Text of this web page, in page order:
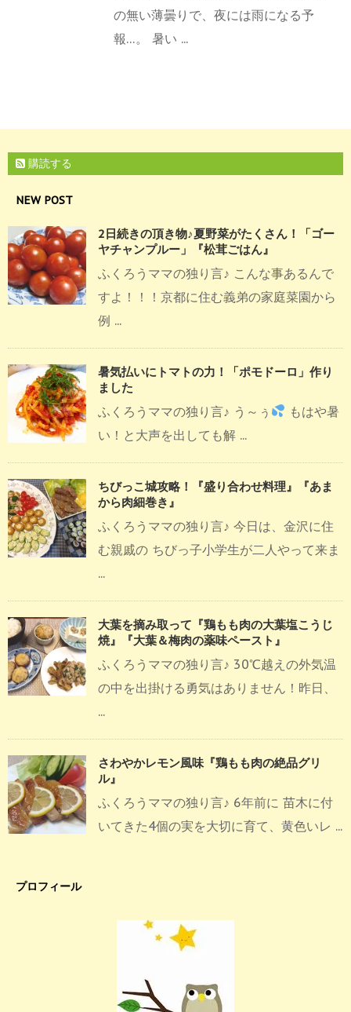
の無い薄曇りで、夜には雨になる予
報…。 暑い ...
購読する
NEW POST
2日続きの頂き物♪夏野菜がたくさん！「ゴー
ヤチャンプルー」『松茸ごはん』
ふくろうママの独り言♪ こんな事あるんで
すよ！！！京都に住む義弟の家庭菜園から
例 ...
暑気払いにトマトの力！「ポモドーロ」作り
ました
ふくろうママの独り言♪ う～ぅ
もはや暑
い！と大声を出しても解 ...
ちびっこ城攻略！『盛り合わせ料理』『あま
から肉細巻き』
ふくろうママの独り言♪ 今日は、金沢に住
む親戚の ちびっ子小学生が二人やって来ま
...
大葉を摘み取って『鶏もも肉の大葉塩こうじ
焼』『大葉＆梅肉の薬味ペースト』
ふくろうママの独り言♪ 30℃越えの外気温
の中を出掛ける勇気はありません！昨日、
...
さわやかレモン風味『鶏もも肉の絶品グリ
ル』
ふくろうママの独り言♪ 6年前に 苗木に付
いてきた4個の実を大切に育て、黄色いレ ...
プロフィール